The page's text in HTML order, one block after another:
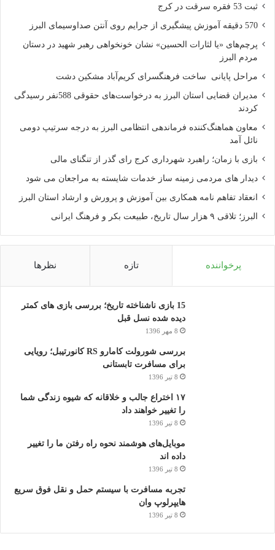
البته در دنیای عکاسی، 2x بزرگنمایی چندان تغییری در شرایط ایجاد
نمی کند، و زوم دیجیتالی هم کاهش کیفیت را به همراه خواهد
داشت. اوپو چندی پیش فناوری Precision Optical Zoom را معرفی
چیپست کایرن 960 هوآوی هم از 4x زوم اپتیکال پشتیبانی می کند.
اپل خریداری شد هم می تواند با بهره گیری از سه یا چهار سنسور
بنابراین زوم اپتیکال 2 برابری در موبایل های کنونی، تازه اول راه
است و قطعاً در آینده ای نزدیک، موبایل هایی با توانایی ثبت تصاویری
بسیار با کیفیت و بزرگنمایی بیشتر را خواهیم دید.
ناوبری در فضای سرپوشیده با VPS
همگی ما از GPS برای مسیریابی و رسیدن به مقصد در فضای باز
استفاده کرده ایم، اما فناوری مشابهی برای محیط های بسته هم
مبتنی بر واقعیت افزوده رونمایی کرد که در موبایل های سازگار با
ثبت 53 فقره سرقت در کرج
570 دقیقه آموزش پیشگیری از جرایم روی آنتن صداوسیمای البرز
پرچم‌های «یا لثارات الحسین» نشان خونخواهی رهبر شهید در دستان
مردم البرز
مراحل پایانی ساخت فرهنگسرای کریم‌آباد مشکین دشت
مدیران قضایی استان البرز به درخواست‌های حقوقی 588نفر رسیدگی
کردند
معاون هماهنگ‌کننده فرماندهی انتظامی البرز به درجه سرتیپ دومی
نائل آمد
بازی با زمان؛ راهبرد شهرداری کرج رای گذر از تنگنای مالی
دیدار های مردمی زمینه ساز خدمات شایسته به مراجعان می شود
انعقاد تفاهم نامه همکاری بین آموزش و پرورش و ارشاد استان البرز
البرز؛ تلاقی ۹ هزار سال تاریخ، طبیعت بکر و فرهنگ ایرانی
پرخواننده تازه نظرها
15 بازی ناشناخته تاریخ؛ بررسی بازی های کمتر
دیده شده نسل قبل
8 مهر 1396
بررسی شورولت کامارو RS کانورتیبل؛ رویایی
برای مسافرت تابستانی
8 تیر 1396
۱۷ اختراع جالب و خلاقانه که شیوه زندگی شما
را تغییر خواهند داد
8 تیر 1396
موبایل‌های هوشمند نحوه راه رفتن ما را تغییر
داده اند
8 تیر 1396
تجربه مسافرت با سیستم حمل و نقل فوق سریع
هایپرلوپ وان
8 تیر 1396